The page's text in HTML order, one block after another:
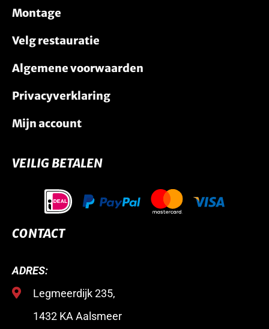
Montage
Velg restauratie
Algemene voorwaarden
Privacyverklaring
Mijn account
VEILIG BETALEN
CONTACT
ADRES:
Legmeerdijk 235,
1432 KA Aalsmeer